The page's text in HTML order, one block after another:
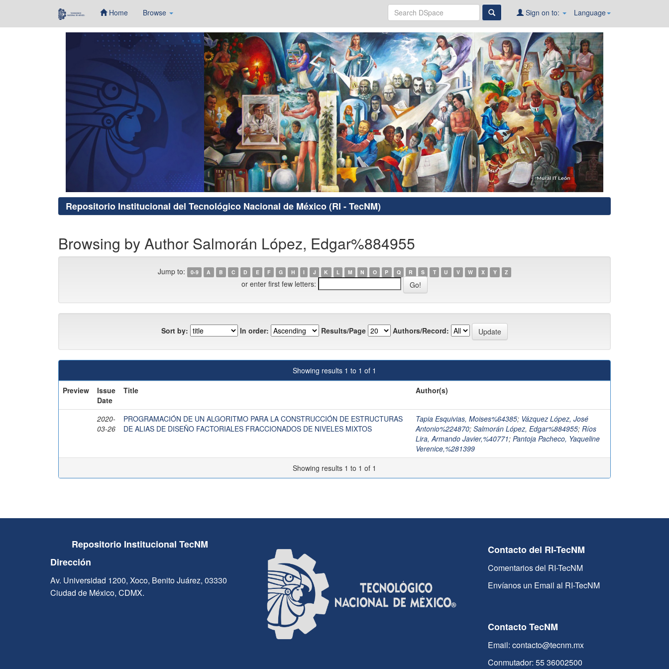
Home Browse Language
Sign on to:
Repositorio Institucional del Tecnológico Nacional de México (RI - TecNM)
Browsing by Author Salmorán López, Edgar%884955
Jump to: 0-9 A B C D E F G H I J K L M N O P Q R S T U V W X Y Z
or enter first few letters:
Sort by: In order: Results/Page Authors/Record:
Showing results 1 to 1 of 1
Preview
Issue
Date
Title Author(s)
2020-
03-26
PROGRAMACIÓN DE UN ALGORITMO PARA LA CONSTRUCCIÓN DE ESTRUCTURAS
DE ALIAS DE DISEÑO FACTORIALES FRACCIONADOS DE NIVELES MIXTOS
Tapia Esquivias, Moises%64385; Vázquez López, José
Antonio%224870; Salmorán López, Edgar%884955; Ríos
Lira, Armando Javier,%40771; Pantoja Pacheco, Yaqueline
Verenice,%281399
Showing results 1 to 1 of 1
Repositorio Institucional TecNM
Dirección
Av. Universidad 1200, Xoco, Benito Juárez, 03330
Ciudad de México, CDMX.
Contacto del RI-TecNM
Comentarios del RI-TecNM
Envíanos un Email al RI-TecNM
Contacto TecNM
Email: contacto@tecnm.mx
Conmutador: 55 36002500